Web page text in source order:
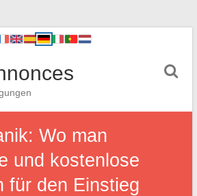
Wo man
und kostenlose
für den Einstieg